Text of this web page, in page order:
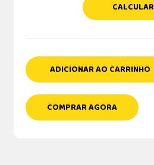
CALCULAR
ADICIONAR AO CARRINHO
COMPRAR AGORA